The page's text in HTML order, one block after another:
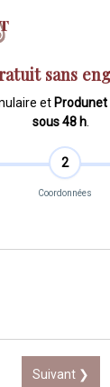
sans
et
sous 48 h.
2
Coordonnées
Suivant ❯